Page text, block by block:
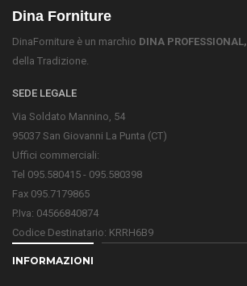
Dina Forniture
DinaForniture è un marchio DINA PROFESSIONAL,
della Tradizione.
SEDE LEGALE
Via Soldato Mannino, 54
95037 San Giovanni La Punta (CT)
Uffici commerciali:
Tel 095.580415 - 095.580398
Fax 095.7179865
P.Iva: 04566840874
Codice Destinatario: KRRH6B9
INFORMAZIONI